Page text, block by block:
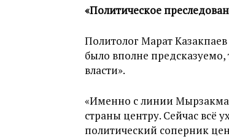
«Политическое
Политолог Марат
было вполне
власти».
«Именно с линии
страны центру. Сейчас всё
политический соперник